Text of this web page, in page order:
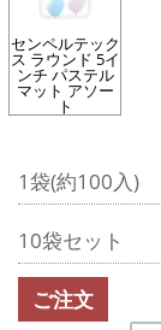
センペルテック
ス ラウンド 5イ
ンチ パステル
マット アソー
ト
1袋(約100入)
10袋セット
ご注文